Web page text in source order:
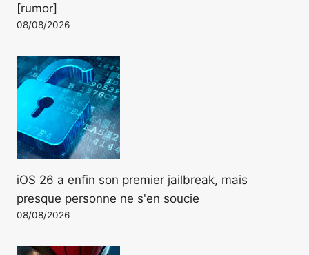
[rumor]
08/08/2026
iOS 26 a enfin son premier jailbreak, mais
presque personne ne s'en soucie
08/08/2026